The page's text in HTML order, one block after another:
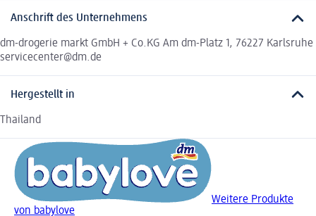
Anschrift des Unternehmens
dm-drogerie markt GmbH + Co.KG Am dm-Platz 1, 76227 Karlsruhe
servicecenter@dm.de
Hergestellt in
Thailand
Weitere Produkte
von babylove